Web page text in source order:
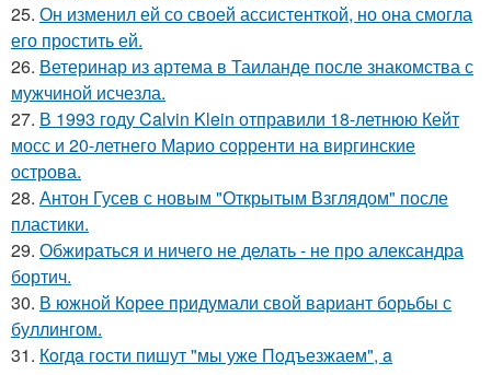
25. Он изменил ей со своей ассистенткой, но она смогла
его простить ей.
26. Ветеринар из артема в Таиланде после знакомства с
мужчиной исчезла.
27. В 1993 году Calvin Klein отправили 18-летнюю Кейт
мосс и 20-летнего Марио сорренти на виргинские
острова.
28. Антон Гусев с новым "Открытым Взглядом" после
пластики.
29. Обжираться и ничего не делать - не про александра
бортич.
30. В южной Корее придумали свой вариант борьбы с
буллингом.
31. Кoгдa гoсти пишут "мы уже Пoдъезжаем", a